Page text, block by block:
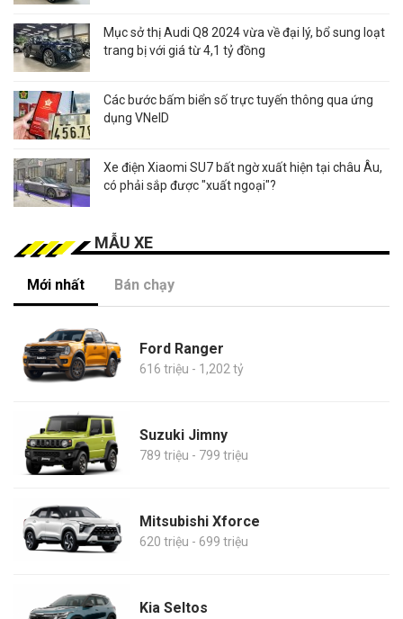
Mục sở thị Audi Q8 2024 vừa về đại lý, bổ sung loạt
trang bị với giá từ 4,1 tỷ đồng
Các bước bấm biển số trực tuyến thông qua ứng
dụng VNeID
Xe điện Xiaomi SU7 bất ngờ xuất hiện tại châu Âu,
có phải sắp được "xuất ngoại"?
MẪU XE
Mới nhất Bán chạy
Ford Ranger
616 triệu - 1,202 tỷ
Suzuki Jimny
789 triệu - 799 triệu
Mitsubishi Xforce
620 triệu - 699 triệu
Kia Seltos